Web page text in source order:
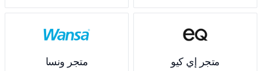
متجر إي كيو متجر ونسا